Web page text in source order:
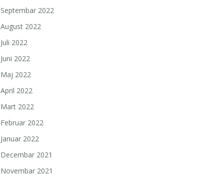
Septembar 2022
August 2022
Juli 2022
Juni 2022
Maj 2022
April 2022
Mart 2022
Februar 2022
Januar 2022
Decembar 2021
Novembar 2021